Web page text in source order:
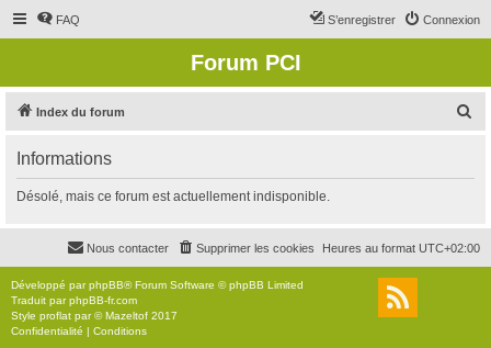
FAQ Connexion
S’enregistrer
Forum PCI
Index du forum
r
c
Informations
Désolé, mais ce forum est actuellement indisponible.
Heures au format UTC+02:00
Supprimer les cookies
Nous contacter
Développé parphpBB® Forum Software © phpBB Limited
Traduit parphpBB-fr.com
Style proflat par ©Mazeltof 2017
Confidentialité | Conditions